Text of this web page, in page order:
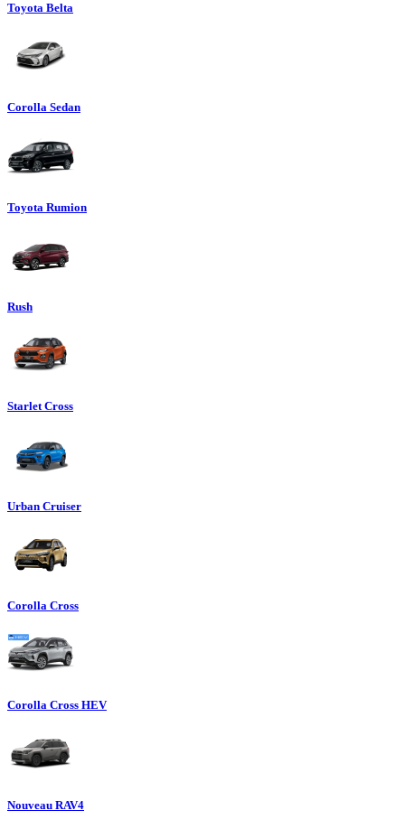
Toyota Belta
Corolla Sedan
Toyota Rumion
Rush
Starlet Cross
Urban Cruiser
Corolla Cross
Corolla Cross HEV
Nouveau RAV4